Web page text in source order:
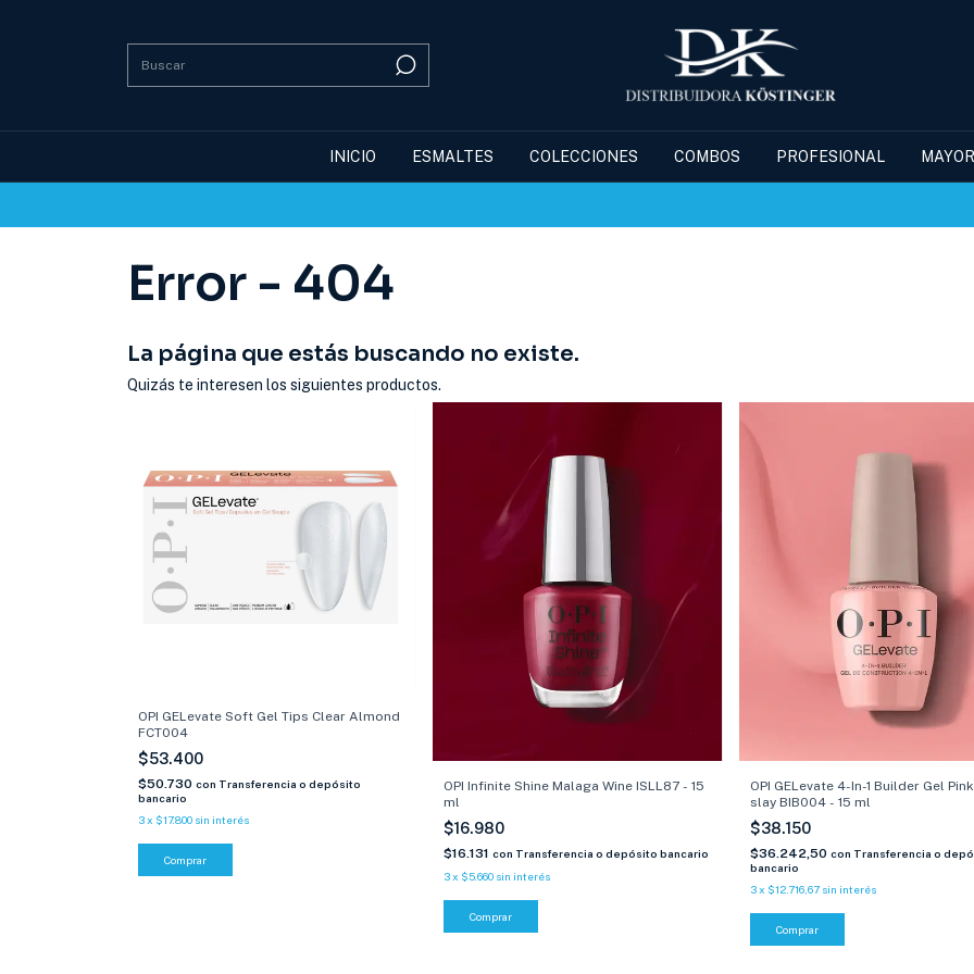
INICIO ESMALTES COLECCIONES COMBOS PROFESIONAL
Error - 404
La página que estás buscando no existe.
Quizás te interesen los siguientes productos.
OPI GELevate Soft Gel Tips Clear Almond
FCT004
$53.400
$50.730 con Transferencia o depósito
bancario
3x $17.800 sin interés
OPI Infinite Shine Malaga Wine ISLL87 - 15
ml
$16.980
$16.131con Transferencia o depósito bancario
3x $5.660 sin interés
Comprar
OPI GELevate 4-In-1 Builder Gel
slay BIB004 - 15 ml
$38.150
$36.242,50 con Transferencia o
bancario
3 x $12.716,67 sin interés